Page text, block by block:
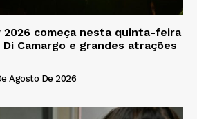
2026 começa nesta quinta-feira
Camargo e grandes atrações
Agosto De 2026